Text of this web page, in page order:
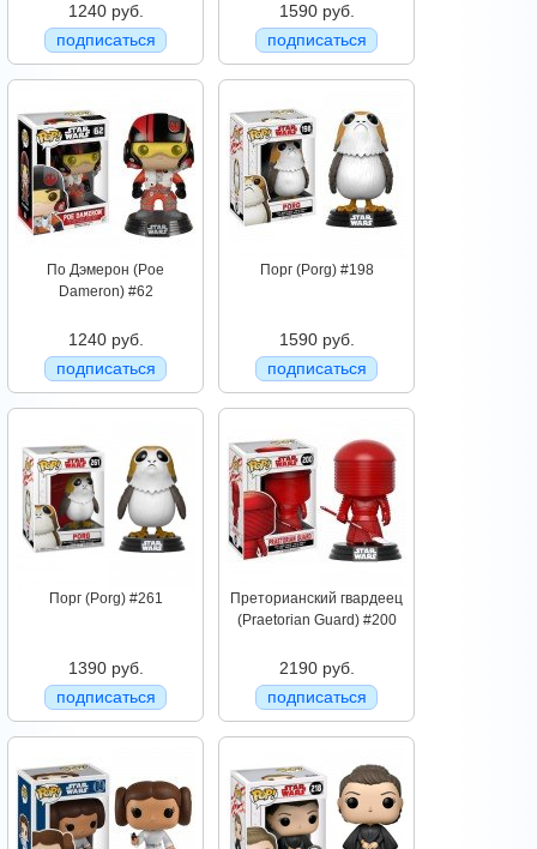
1240 руб.
подписаться
1590 руб.
подписаться
По Дэмерон (Poe
Dameron) #62
1240 руб.
подписаться
Порг (Porg) #198
1590 руб.
подписаться
Порг (Porg) #261
1390 руб.
подписаться
Преторианский гвардеец
(Praetorian Guard) #200
2190 руб.
подписаться